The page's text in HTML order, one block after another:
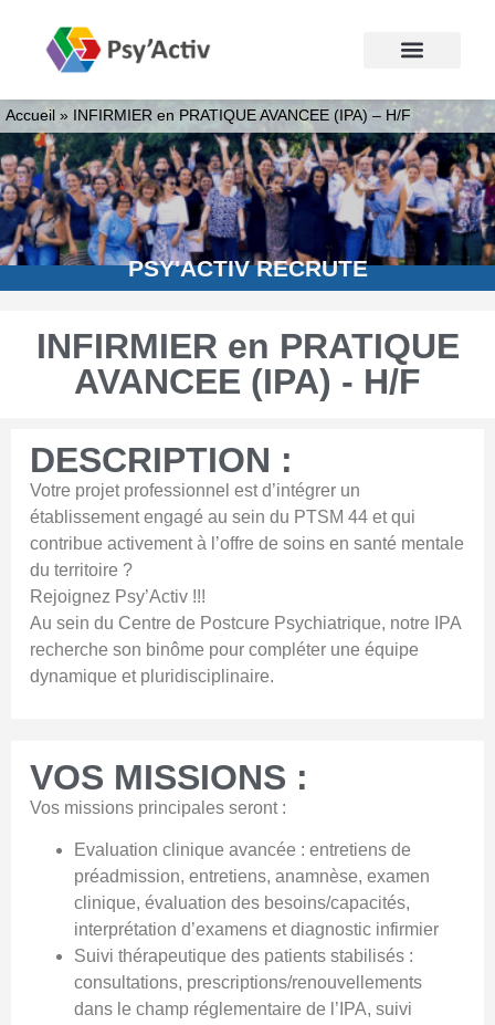
Accueil » INFIRMIER en PRATIQUE AVANCEE (IPA) – H/F
PSY'ACTIV RECRUTE
INFIRMIER en PRATIQUE
AVANCEE (IPA) - H/F
DESCRIPTION :
Votre projet professionnel est d’intégrer un
établissement engagé au sein du PTSM 44 et qui
contribue activement à l’offre de soins en santé mentale
du territoire ?
Rejoignez Psy’Activ !!!
Au sein du Centre de Postcure Psychiatrique, notre IPA
recherche son binôme pour compléter une équipe
dynamique et pluridisciplinaire.
VOS MISSIONS :
Vos missions principales seront :
Evaluation clinique avancée : entretiens de
préadmission, entretiens, anamnèse, examen
clinique, évaluation des besoins/capacités,
interprétation d’examens et diagnostic infirmier
Suivi thérapeutique des patients stabilisés :
consultations, prescriptions/renouvellements
dans le champ réglementaire de l’IPA, suivi